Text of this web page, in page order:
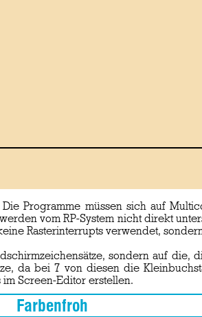
Programme müssen sich auf
vom RP-System nicht direkt
Rasterinterrupts verwendet,
sondern auf
da bei 7 von diesen die
Screen-Editor erstellen.
Farbenfroh